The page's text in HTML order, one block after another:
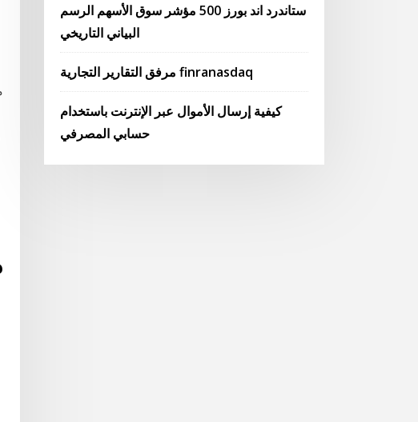
ستاندرد اند بورز 500 مؤشر سوق الأسهم الرسم
البياني التاريخي
مرفق التقارير التجارية finranasdaq
كيفية إرسال الأموال عبر الإنترنت باستخدام
حسابي المصرفي